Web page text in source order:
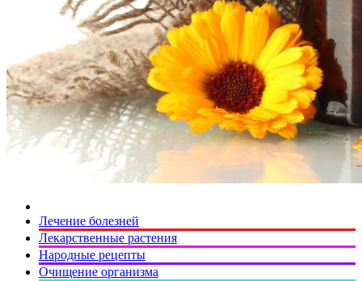
Лечение болезней
Лекарственные растения
Народные рецепты
Очищение организма